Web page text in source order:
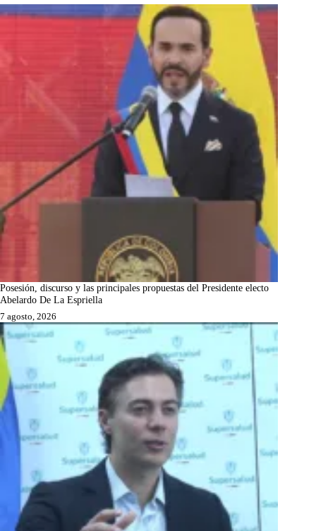
Posesión, discurso y las principales propuestas del Presidente electo
Abelardo De La Espriella
7 agosto, 2026